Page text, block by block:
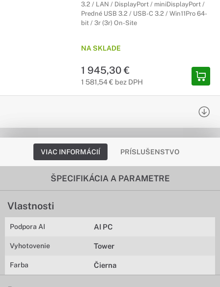
3.2 / LAN / DisplayPort / miniDisplayPort /
Predné USB 3.2 / USB-C 3.2 / Win11Pro 64-
bit / 3r (3r) On-Site
NA SKLADE
1 945,30 €
1 581,54 € bez DPH
VIAC INFORMÁCIÍ PRÍSLUŠENSTVO
ŠPECIFIKÁCIA A PARAMETRE
Vlastnosti
Podpora AI AI PC
Vyhotovenie Tower
Farba Čierna